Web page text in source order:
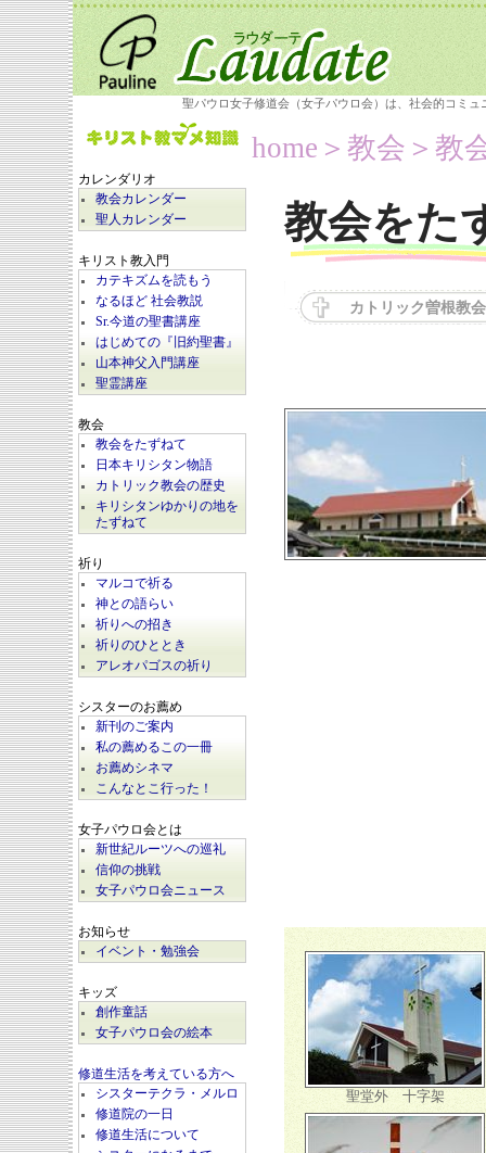
聖パウロ女子修道会（女子パウロ会）は、社会的コミ
カレンダリオ
教会カレンダー
聖人カレンダー
キリスト教入門
カテキズムを読もう
なるほど 社会教説
Sr.今道の聖書講座
はじめての『旧約聖書』
山本神父入門講座
聖霊講座
教会
教会をたずねて
日本キリシタン物語
カトリック教会の歴史
キリシタンゆかりの地を
たずねて
祈り
マルコで祈る
神との語らい
祈りへの招き
祈りのひととき
アレオパゴスの祈り
シスターのお薦め
新刊のご案内
私の薦めるこの一冊
お薦めシネマ
こんなとこ行った！
女子パウロ会とは
新世紀ルーツへの巡礼
信仰の挑戦
女子パウロ会ニュース
お知らせ
イベント・勉強会
キッズ
創作童話
女子パウロ会の絵本
修道生活を考えている方へ
シスターテクラ・メルロ
修道院の一日
修道生活について
home ＞教会＞ 教
教会をた
カトリック曽根教
聖堂外 十字架